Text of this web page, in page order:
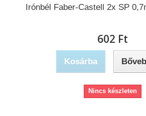
Irónbél Faber-Castell 2x SP
602 Ft‎
Kosárba
Nincs készleten